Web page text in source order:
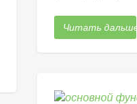
Читать дальше